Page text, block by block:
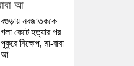
বগুড়ায় নবজাতককে
গলা কেটে হত্যার পর
পুকুরে নিক্ষেপ, মা-বাবা
আ